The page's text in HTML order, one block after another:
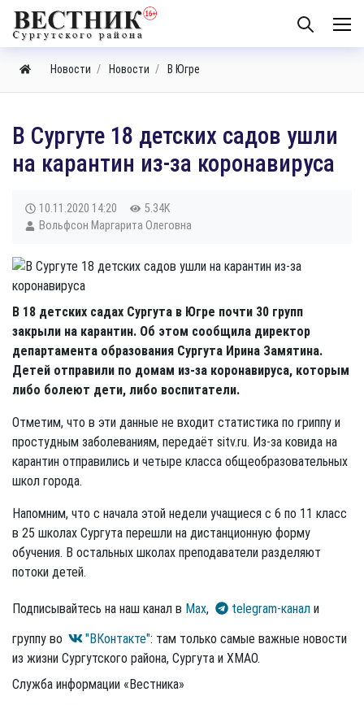
Новости Новости В Югре
В Сургуте 18 детских садов ушли
на карантин из-за коронавируса
10.11.2020 14:20
5.34K
Вольфсон Маргарита Олеговна
В 18 детских садах Сургута в Югре почти 30 групп
закрыли на карантин. Об этом сообщила директор
департамента образования Сургута Ирина Замятина.
Детей отправили по домам из-за коронавируса, которым
либо болеют дети, либо воспитатели.
Отметим, что в эти данные не входит статистика по гриппу и
простудным заболеваниям, передаёт sitv.ru. Из-за ковида на
карантин отправились и четыре класса общеобразовательных
школ города.
Напомним, что с начала этой недели учащиеся с 6 по 11 класс
в 25 школах Сургута перешли на дистанционную форму
обучения. В остальных школах преподаватели разделяют
потоки детей.
Подписывайтесь на наш канал в Max, telegram-канал и
группу во
"ВКонтакте": там только самые важные новости
из жизни Сургутского района, Сургута и ХМАО.
Служба информации «Вестника»